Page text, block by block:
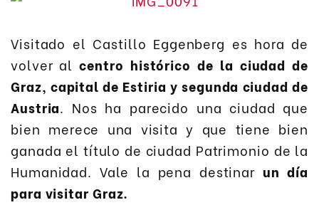
Visitado el Castillo Eggenberg es hora de
volver alcentro histórico de la ciudad de
Graz, capital de Estiria y segunda ciudad de
Austria. Nos ha parecido una ciudad que
bien merece una visita y que tiene bien
ganada el título de ciudad Patrimonio de la
Humanidad. Vale la pena destinar un día
para visitar Graz.